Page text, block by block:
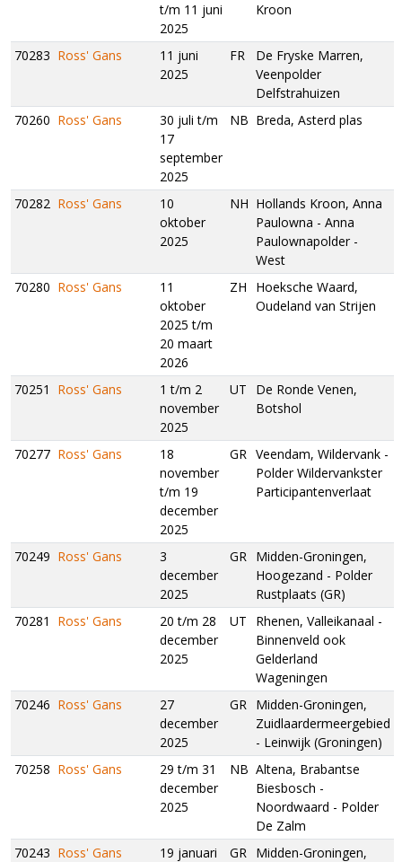
t/m 11 juni
2025
Kroon
70283 Ross' Gans
11 juni
2025
FR
De Fryske Marren,
Veenpolder
Delfstrahuizen
70260 Ross' Gans
30 juli t/m
17
september
2025
NB Breda, Asterd plas
70282 Ross' Gans
10
oktober
2025
NH Hollands Kroon, Anna
Paulowna - Anna
Paulownapolder -
West
70280 Ross' Gans
11
oktober
2025 t/m
20 maart
2026
ZH
Hoeksche Waard,
Oudeland van Strijen
70251 Ross' Gans
1 t/m 2
november
2025
UT
De Ronde Venen,
Botshol
70277 Ross' Gans
18
november
t/m 19
december
2025
GR Veendam, Wildervank -
Polder Wildervankster
Participantenverlaat
70249 Ross' Gans
3
december
2025
GR Midden-Groningen,
Hoogezand - Polder
Rustplaats (GR)
70281
Ross' Gans
20 t/m 28
december
2025
UT
Rhenen, Valleikanaal -
Binnenveld ook
Gelderland
Wageningen
70246 Ross' Gans
27
december
2025
GR Midden-Groningen,
Zuidlaardermeergebied
- Leinwijk (Groningen)
70258 Ross' Gans
29 t/m 31
december
2025
NB Altena, Brabantse
Biesbosch -
Noordwaard - Polder
De Zalm
70243 Ross' Gans
19 januari
GR Midden-Groningen,